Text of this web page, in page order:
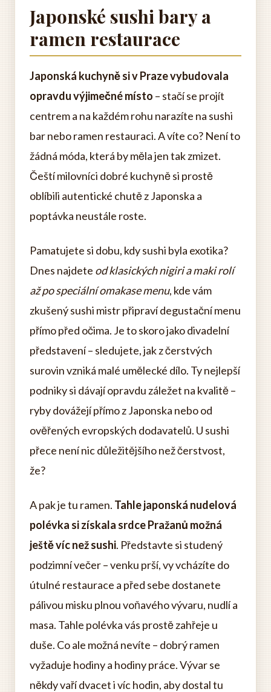
Japonské sushi bary a
ramen restaurace
Japonská kuchyně si v Praze vybudovala
opravdu výjimečné místo – stačí se projít
centrem a na každém rohu narazíte na sushi
bar nebo ramen restauraci. A víte co? Není to
žádná móda, která by měla jen tak zmizet.
Čeští milovníci dobré kuchyně si prostě
oblíbili autentické chutě z Japonska a
poptávka neustále roste.
Pamatujete si dobu, kdy sushi byla exotika?
Dnes najdete od klasických nigiri a maki rolí
až po speciální omakase menu, kde vám
zkušený sushi mistr připraví degustační menu
přímo před očima. Je to skoro jako divadelní
představení – sledujete, jak z čerstvých
surovin vzniká malé umělecké dílo. Ty nejlepší
podniky si dávají opravdu záležet na kvalitě –
ryby dovážejí přímo z Japonska nebo od
ověřených evropských dodavatelů. U sushi
přece není nic důležitějšího než čerstvost,
že?
A pak je tu ramen. Tahle japonská nudelová
polévka si získala srdce Pražanů možná
ještě víc než sushi. Představte si studený
podzimní večer – venku prší, vy vcházíte do
útulné restaurace a před sebe dostanete
pálivou misku plnou voňavého vývaru, nudlí a
masa. Tahle polévka vás prostě zahřeje u
duše. Co ale možná nevíte – dobrý ramen
vyžaduje hodiny a hodiny práce. Vývar se
někdy vaří dvacet i víc hodin, aby dostal tu